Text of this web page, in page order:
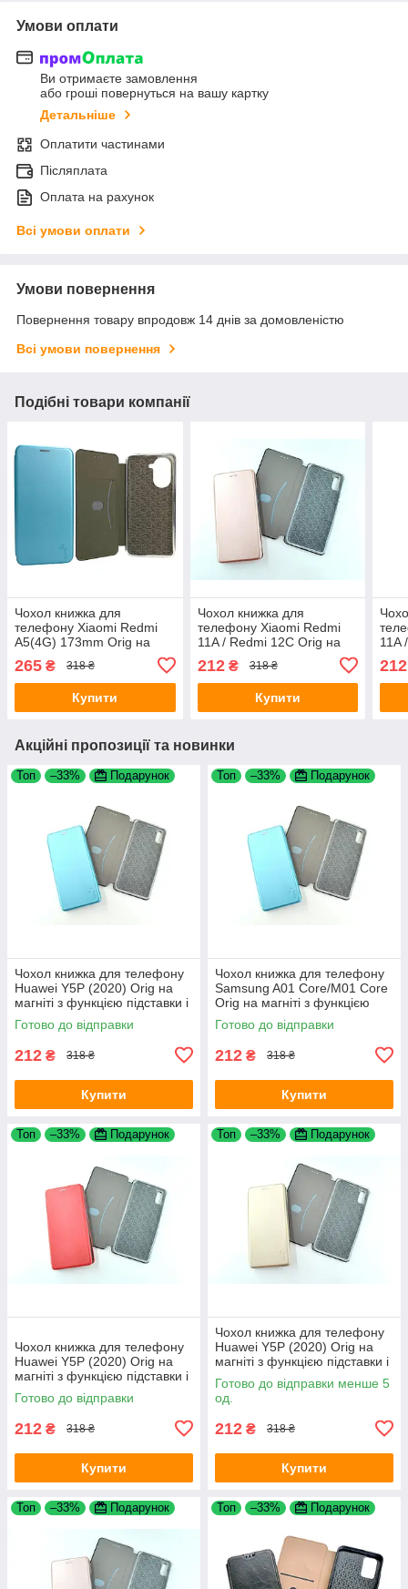
Умови оплати
Ви отримаєте замовлення
або гроші повернуться на вашу картку
Детальніше
Оплатити частинами
Післяплата
Оплата на рахунок
Всі умови оплати
Умови повернення
Повернення товару впродовж 14 днів за домовленістю
Всі умови повернення
Подібні товари компанії
Чохол книжка для
телефону Xiaomi Redmi
A5(4G) 173mm Orig на
підставки і кишенею для
карток Light blue 4you
265 ₴ 318 ₴
Купити
Чохол книжка для
телефону Xiaomi Redmi
11A / Redmi 12C Orig на
підставки і кишенею для
карток Rose gold 4you
212₴ 318 ₴
Купити
11A
212
Акційні пропозиції та новинки
Топ –33% Подарунок
Чохол книжка для телефону
Huawei Y5P (2020) Orig на
магніті з функцією підставки і
кишенею для карт Light blue
4you
Готово до відправки
212 ₴ 318 ₴
Купити
Топ –33% Подарунок
Чохол книжка для телефону
Samsung A01 Core/M01 Core
Orig на магніті з функцією
підставки і кишенею для
карток Light blue 4you
Готово до відправки
212 ₴ 318 ₴
Купити
Топ –33% Подарунок
Чохол книжка для телефону
Huawei Y5P (2020) Orig на
магніті з функцією підставки і
кишенею для карток Red
4you
Готово до відправки
212 ₴ 318 ₴
Купити
Топ –33% Подарунок
Чохол книжка для телефону
Huawei Y5P (2020) Orig на
магніті з функцією підставки і
кишенею для карток Gold
4you
Готово до відправки менше 5
од.
212 ₴ 318 ₴
Купити
Топ –33% Подарунок Топ –33% Подарунок